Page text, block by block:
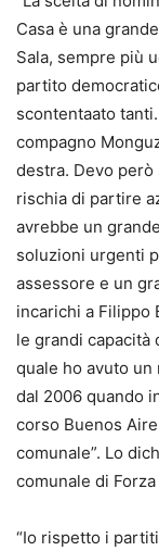
Casa è una
Sala, sempre più
partito
scontentaato
compagno
destra. Devo però
rischia di partire
avrebbe un
soluzioni urgenti
assessore e un
incarichi a Filippo
le grandi capacità
quale ho avuto
dal 2006 quando
corso Buenos
comunale”. Lo
comunale di
“Io rispetto i